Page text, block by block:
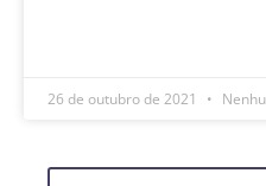
26 de outubro de 2021